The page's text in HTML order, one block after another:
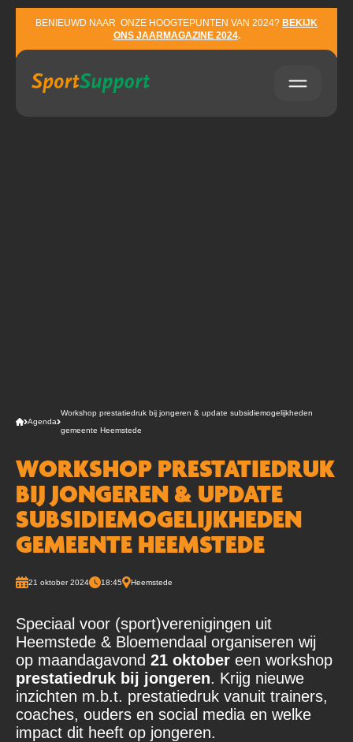
Sla navigatie over
BENIEUWD NAAR ONZE HOOGTEPUNTEN VAN 2024? BEKIJK
ONS JAARMAGAZINE 2024.
Agenda
Workshop prestatiedruk bij jongeren & update subsidiemogelijkheden
gemeente Heemstede
WORKSHOP PRESTATIEDRUK
BIJ JONGEREN & UPDATE
SUBSIDIEMOGELIJKHEDEN
GEMEENTE HEEMSTEDE
21 oktober 2024 18:45 Heemstede
Speciaal voor (sport)verenigingen uit
Heemstede & Bloemendaal organiseren wij
op maandagavond 21 oktober een workshop
prestatiedruk bij jongeren. Krijg nieuwe
inzichten m.b.t. prestatiedruk vanuit trainers,
coaches, ouders en social media en welke
impact dit heeft op jongeren.